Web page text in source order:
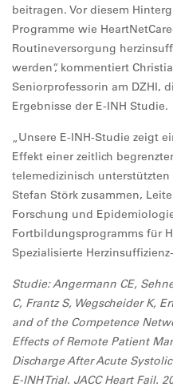
beitragen. Vor diesem
Programme wie
Routineversorgung
werden“, kommentiert
Seniorprofessorin am DZHI,
Ergebnisse der E-INH Studie.
„Unsere E-INH-Studie zeigt
Effekt einer zeitlich
telemedizinisch
Stefan Störk zusammen,
Forschung und
Fortbildungsprogramms für
Spezialisierte
Studie: Angermann CE,
C, Frantz S, Wegscheider K,
and of the Competence
Effects of Remote Patient
Discharge After Acute
E-INH Trial. JACC Heart Fail.